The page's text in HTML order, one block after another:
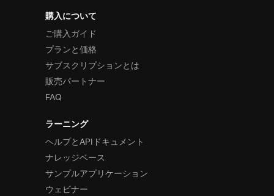
購入について
ご購入ガイド
プランと価格
サブスクリプションとは
販売パートナー
FAQ
ラーニング
ヘルプとAPIドキュメント
ナレッジベース
サンプルアプリケーション
ウェビナー